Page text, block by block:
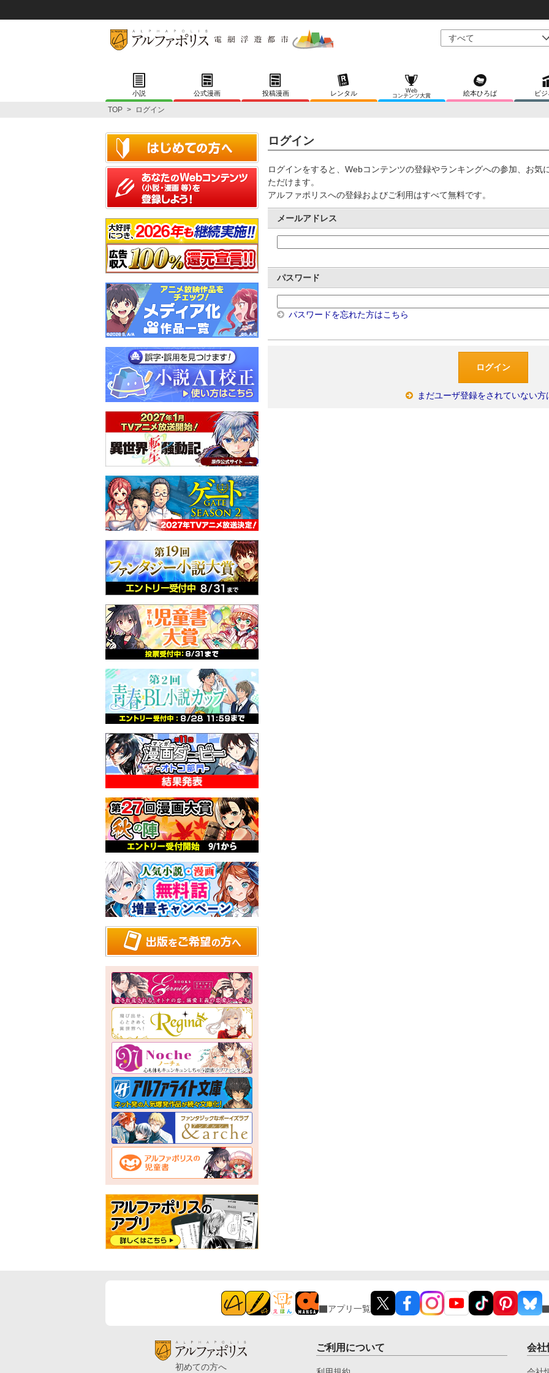
小説 公式漫画 投稿漫画 レンタル
Web
コンテンツ大賞
絵本ひろば ビ
TOP > ログイン
ログイン
ログインをすると、Webコンテンツの登録やランキングへの参加、お気
ただけます。
アルファポリスへの登録およびご利用はすべて無料です。
メールアドレス
パスワード
パスワードを忘れた方はこちら
まだユーザ登録をされていない方
アプリ一覧
初めての方へ
ご利用について 会社